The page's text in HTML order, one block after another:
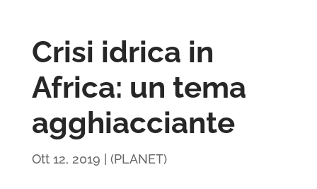
Crisi idrica in
Africa: un tema
agghiacciante
Ott 12, 2019 (PLANET)